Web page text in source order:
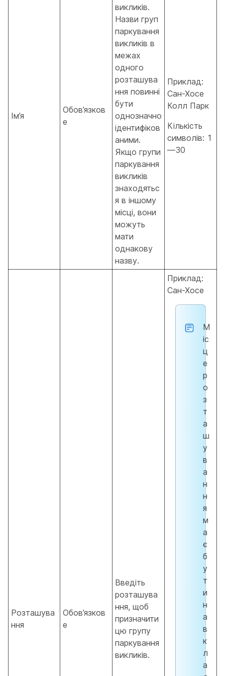
Ім’я
Обов’язков
е
викликів.
Назви груп
паркування
викликів в
межах
одного
розташува
ння повинні
бути
однозначно
ідентифіков
аними.
Якщо групи
паркування
викликів
знаходятьс
я в іншому
місці, вони
можуть
мати
однакову
назву.
Приклад:
Сан-Хосе
Колл Парк
Кількість
символів: 1
—30
Розташува
ння
Обов’язков
е
Введіть
розташува
ння, щоб
призначити
цю групу
паркування
викликів.
Приклад:
Сан-Хосе
М
іс
ц
е
р
о
з
т
а
ш
у
в
а
н
н
я
м
а
є
б
у
т
и
н
а
в
к
л
а